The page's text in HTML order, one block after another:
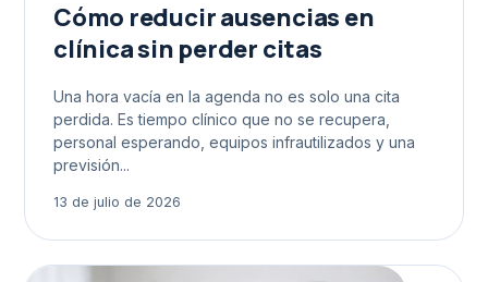
Cómo reducir ausencias en
clínica sin perder citas
Una hora vacía en la agenda no es solo una cita
perdida. Es tiempo clínico que no se recupera,
personal esperando, equipos infrautilizados y una
previsión...
13 de julio de 2026